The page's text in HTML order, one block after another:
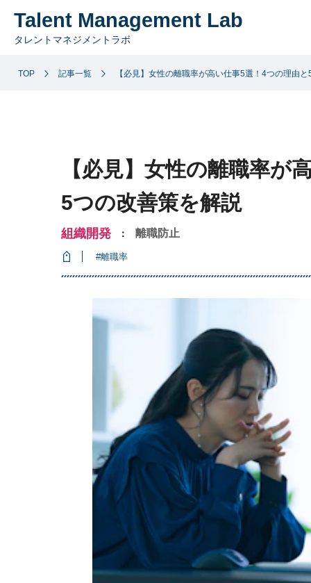
Talent Management Lab
タレントマネジメントラボ
TOP 記事一覧 【必見】女性の離職率が高い仕事5選！4つの理由
【必見】女性の離職率が
5つの改善策を解説
組織開発 ： 離職防止
#離職率